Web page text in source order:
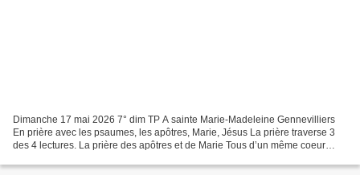
Dimanche 17 mai 2026 7° dim TP A sainte Marie-Madeleine Gennevilliers
En prière avec les psaumes, les apôtres, Marie, Jésus La prière traverse 3
des 4 lectures. La prière des apôtres et de Marie Tous d’un même coeur